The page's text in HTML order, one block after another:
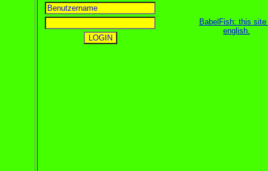
BabelFish: this site
english.